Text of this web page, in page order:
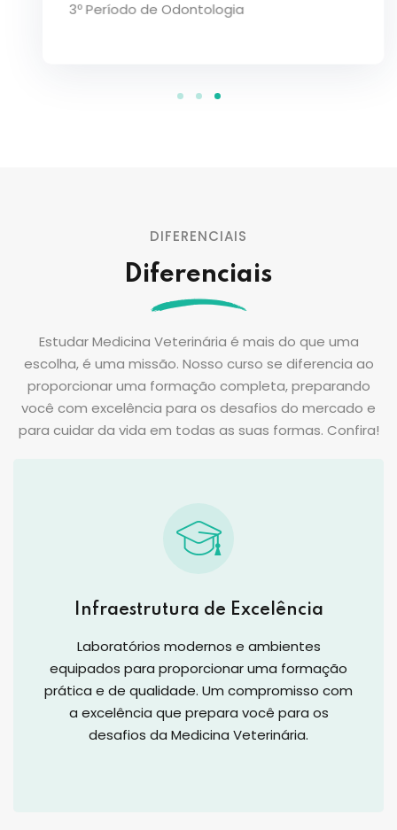
3º Período de Odontologia
DIFERENCIAIS
Diferenciais
Estudar Medicina Veterinária é mais do que uma
escolha, é uma missão. Nosso curso se diferencia ao
proporcionar uma formação completa, preparando
você com excelência para os desafios do mercado e
para cuidar da vida em todas as suas formas. Confira!
Infraestrutura de Excelência
Laboratórios modernos e ambientes
equipados para proporcionar uma formação
prática e de qualidade. Um compromisso com
a excelência que prepara você para os
desafios da Medicina Veterinária.